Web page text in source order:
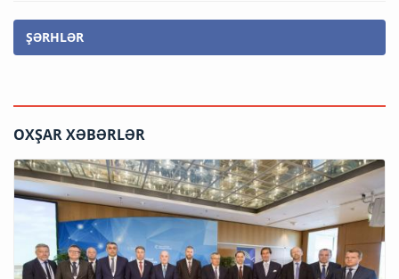
ŞƏRHLƏR
OXŞAR XƏBƏRLƏR